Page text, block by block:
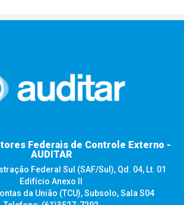
Federais de Controle Externo -
AUDITAR
Federal Sul (SAF/Sul), Qd. 04, Lt. 01
Edifício Anexo II
da União (TCU), Subsolo, Sala S04